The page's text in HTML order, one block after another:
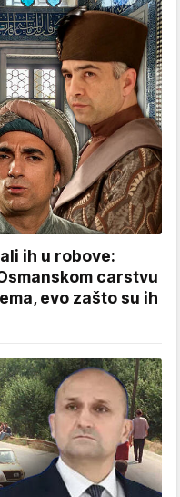
ih u robove:
carstvu
evo zašto su ih